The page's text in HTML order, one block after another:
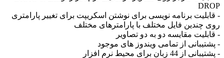
برنامه نویسی برای نوشتن اسکریپت برای تغییر پارامتری
فایل مختلف با پارامترهای مختلف
مقایسه دو به دو تصاویر
از تمامی ویندوز های موجود
زبان برای محیط نرم افزار